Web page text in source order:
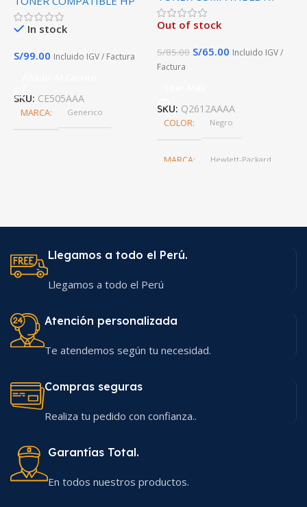
In stock
S/99.00 Incluido IGV / Factura
SKU: CE505AAA
MARCA Generico
Out of stock
S/85.00 S/65.00 Incluido IGV /
Factura
SKU: Q2612AAAA
COLOR Negro
MARCA Hewlett-Packard
Llegamos a todo el Perú.
Llegamos a todo el Perú
Atención personalizada
Te atendemos según tu necesidad.
Compras seguras
Realiza tu pedido con confianza..
Garantías Total.
En todos nuestros productos.